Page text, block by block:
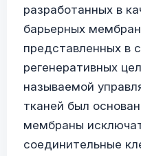
разработанных в
барьерных
представленных в
регенеративных
называемой
тканей был
мембраны
соединительные